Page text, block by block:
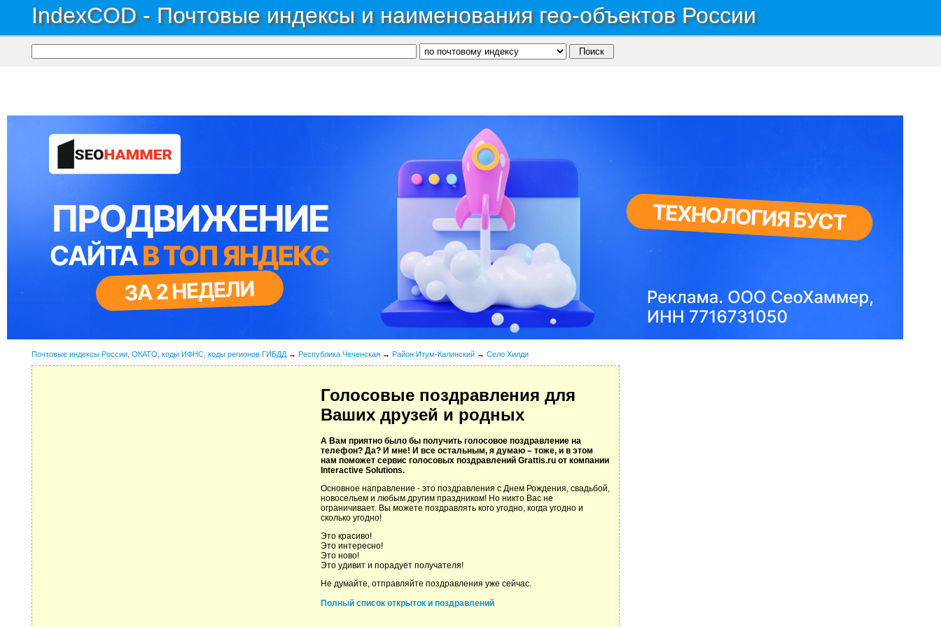
IndexCOD - Почтовые индексы и наименования гео-объектов России
Почтовые индексы России, ОКАТО, коды ИФНС, коды регионов ГИБДД → Республика Чеченская → Район Итум-Калинский → Село Хилди
Голосовые поздравления для
Ваших друзей и родных
А Вам приятно было бы получить голосовое поздравление на
телефон? Да? И мне! И все остальным, я думаю – тоже, и в этом
нам поможет сервис голосовых поздравлений Grattis.ru от компании
Interactive Solutions.
Основное направление - это поздравления с Днем Рождения, свадьбой,
новосельем и любым другим праздником! Но никто Вас не
ограничивает. Вы можете поздравлять кого угодно, когда угодно и
сколько угодно!
Это красиво!
Это интересно!
Это ново!
Это удивит и порадует получателя!
Не думайте, отправляйте поздравления уже сейчас.
Полный список открыток и поздравлений